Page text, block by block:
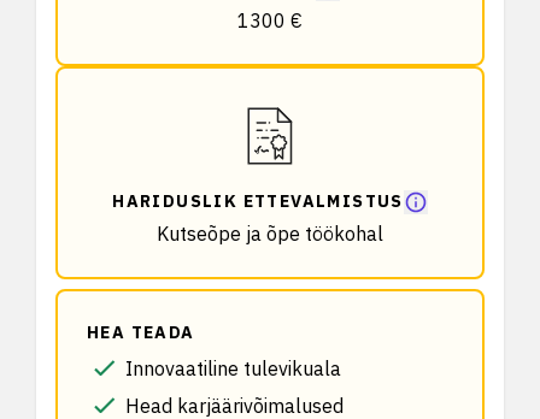
1300 €
HARIDUSLIK ETTEVALMISTUS
Kutseõpe ja õpe töökohal
HEA TEADA
Innovaatiline tulevikuala
Head karjäärivõimalused